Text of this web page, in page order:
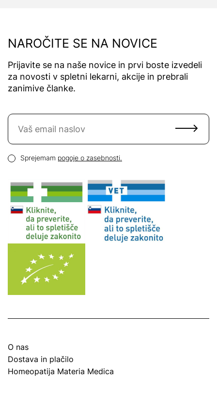
NAROČITE SE NA NOVICE
Prijavite se na naše novice in prvi boste izvedeli
za novosti v spletni lekarni, akcije in prebrali
zanimive članke.
Naročite se na novice
Pogoji zasebnosti
Sprejemam pogoje o zasebnosti.
O nas
Dostava in plačilo
Homeopatija Materia Medica